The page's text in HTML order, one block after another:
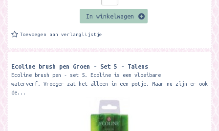
In winkelwagen
Toevoegen aan verlanglijstje
Ecoline brush pen Groen - Set 5 - Talens
Ecoline brush pen - set 5. Ecoline is een vloeibare
waterverf. Vroeger zat het alleen in een potje. Maar nu zijn er ook
de...